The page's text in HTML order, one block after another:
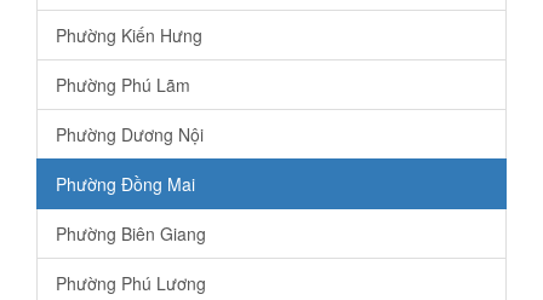
Phường Kiến Hưng
Phường Phú Lãm
Phường Dương Nội
Phường Đồng Mai
Phường Biên Giang
Phường Phú Lương